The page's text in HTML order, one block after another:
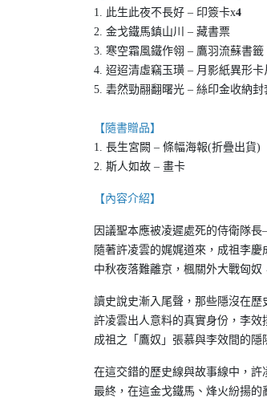
1. 此生此夜不長好 – 印簽卡x𝟒
2. 金戈鐵馬鎮山川 – 藏書票
3. 寒空霜風鐵作翎 – 鷹羽流蘇書籤
4. 迢迢清虛竊玉璜 – 月影紙異形卡
5. 砉然勁翮翻曙光 – 絲印金收納封
【隨書贈品】
1. 長生宮闕 – 條幅海報(折疊出貨)
2. 斯人如故 – 畫卡
【內容介紹】
因議聖本應被凌遲處死的侍衛隊
隨著許凌雲的娓娓道來，成祖李
中秋夜落難離京，楓關外大戰匈
讀史說史漸入尾聲，那些隱沒在歷
許凌雲出人意料的真實身份，李效
成祖之「鷹奴」張慕與李效間的
在這交錯的歷史線與故事線中，許
最終，在這金戈鐵馬、烽火紛揚的